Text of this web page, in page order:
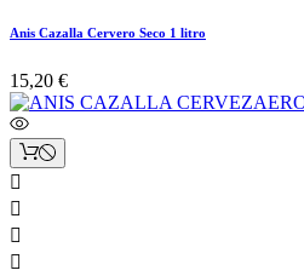
Anis Cazalla Cervero Seco 1 litro
15,20 €



